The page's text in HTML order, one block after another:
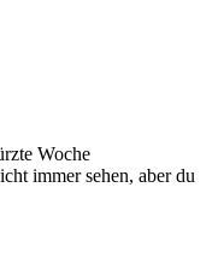
Woche
immer sehen, aber du